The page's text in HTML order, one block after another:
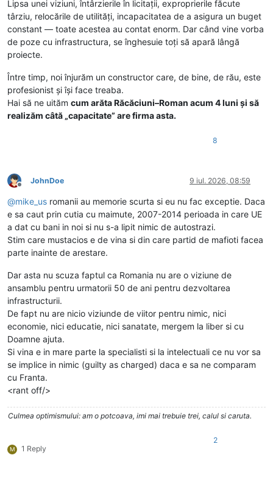
Lipsa unei viziuni, întârzierile în licitații, exproprierile făcute
târziu, relocările de utilități, incapacitatea de a asigura un buget
constant — toate acestea au contat enorm. Dar când vine vorba
de poze cu infrastructura, se înghesuie toți să apară lângă
proiecte.
Între timp, noi înjurăm un constructor care, de bine, de rău, este
profesionist și își face treaba.
Hai să ne uităm cum arăta Răcăciuni–Roman acum 4 luni și să
realizăm câtă „capacitate” are firma asta.
8
Deconectat
JohnDoe 9 iul. 2026, 08:59
@mike_us romanii au memorie scurta si eu nu fac exceptie. Daca
e sa caut prin cutia cu maimute, 2007-2014 perioada in care UE
a dat cu bani in noi si nu s-a lipit nimic de autostrazi.
Stim care mustacios e de vina si din care partid de mafioti facea
parte inainte de arestare.
Dar asta nu scuza faptul ca Romania nu are o viziune de
ansamblu pentru urmatorii 50 de ani pentru dezvoltarea
infrastructurii.
De fapt nu are nicio viziunde de viitor pentru nimic, nici
economie, nici educatie, nici sanatate, mergem la liber si cu
Doamne ajuta.
Si vina e in mare parte la specialisti si la intelectuali ce nu vor sa
se implice in nimic (guilty as charged) daca e sa ne comparam
cu Franta.
<rant off/>
Culmea optimismului: am o potcoava, imi mai trebuie trei, calul si caruta.
M 1 Reply
2